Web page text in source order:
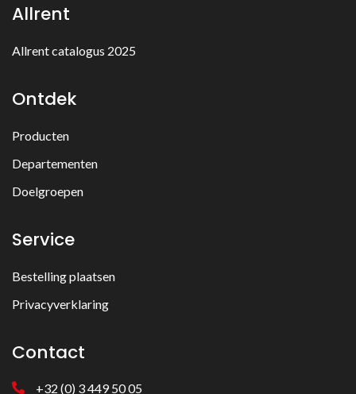
Allrent
Allrent catalogus 2025
Ontdek
Producten
Departementen
Doelgroepen
Service
Bestelling plaatsen
Privacyverklaring
Contact
+32 (0) 3 449 50 05